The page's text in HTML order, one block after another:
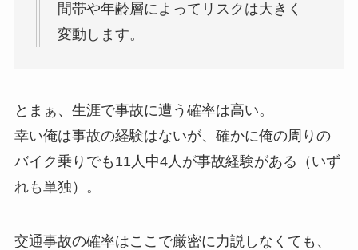
間帯や年齢層によってリスクは大きく
変動します。
とまぁ、生涯で事故に遭う確率は高い。
幸い俺は事故の経験はないが、確かに俺の周りの
バイク乗りでも11人中4人が事故経験がある（いず
れも単独）。
交通事故の確率はここで厳密に力説しなくても、